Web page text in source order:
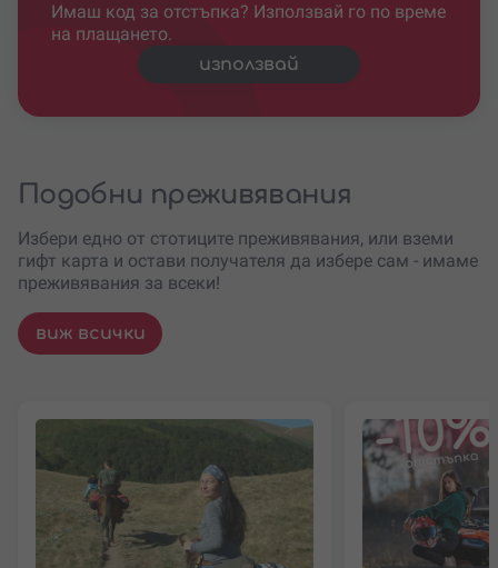
Имаш код за отстъпка? Използвай го по време
на плащането.
използвай
Подобни преживявания
Избери едно от стотиците преживявания, или вземи
гифт карта и остави получателя да избере сам - имаме
преживявания за всеки!
виж всички